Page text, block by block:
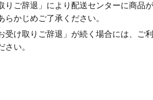
りご辞退」により配送センターに商品
かじめご了承ください。
受け取りご辞退」が続く場合には、ご
い。